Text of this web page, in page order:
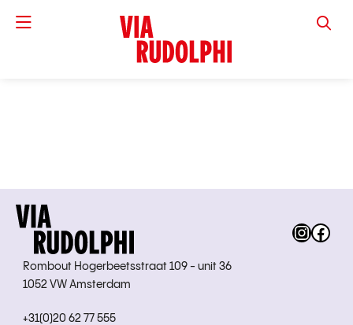
VIA
Rombout Hogerbeetsstraat 109 - unit 36
1052 VW Amsterdam
+31(0)20 62 77 555